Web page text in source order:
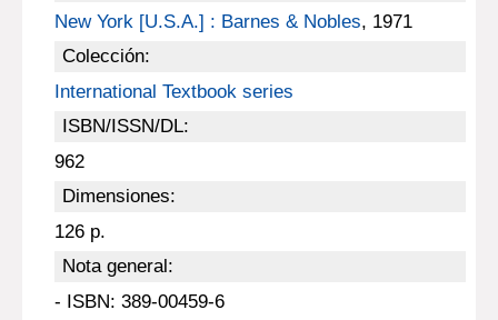
New York [U.S.A.] : Barnes & Nobles, 1971
Colección:
International Textbook series
ISBN/ISSN/DL:
962
Dimensiones:
126 p.
Nota general:
- ISBN: 389-00459-6